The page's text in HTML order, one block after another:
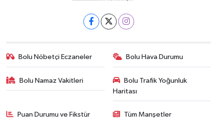
Bolu Nöbetçi Eczaneler Bolu Hava Durumu
Bolu Namaz Vakitleri
Bolu Trafik Yoğunluk
Haritası
Puan Durumu ve Fikstür Tüm Manşetler